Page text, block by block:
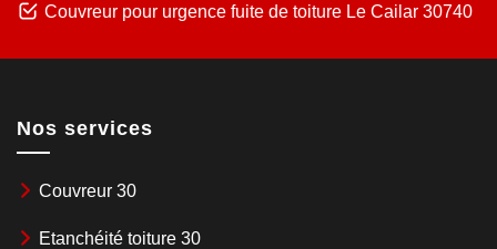
Couvreur pour urgence fuite de toiture Le Cailar 30740
Nos services
Couvreur 30
Etanchéité toiture 30